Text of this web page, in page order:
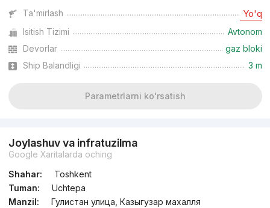
Ta'mirlash Yo'q
Isitish Tizimi
Avtonom
Devorlar
gaz bloki
Ship Balandligi
3 m
Parametrlarni ko'rsatish
Joylashuv va infratuzilma
Google Xaritalarda oching
Shahar:
Toshkent
Tuman:
Uchtepa
Manzil:
Гулистан улица, Казыгузар махалля